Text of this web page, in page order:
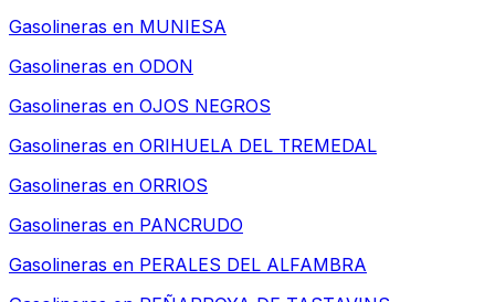
Gasolineras en MUNIESA
Gasolineras en ODON
Gasolineras en OJOS NEGROS
Gasolineras en ORIHUELA DEL TREMEDAL
Gasolineras en ORRIOS
Gasolineras en PANCRUDO
Gasolineras en PERALES DEL ALFAMBRA